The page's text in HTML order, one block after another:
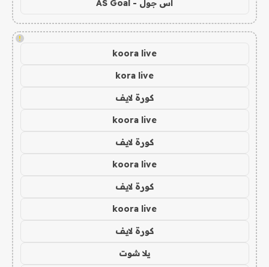
اس جول - AS Goal
!
koora live
kora live
كورة لايف
koora live
كورة لايف
koora live
كورة لايف
koora live
كورة لايف
يلا شوت